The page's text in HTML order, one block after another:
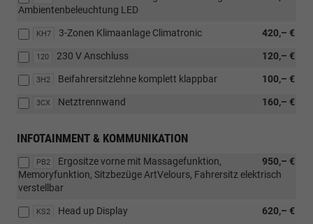
Ambientenbeleuchtung LED
KH7 420,– €
3-Zonen Klimaanlage Climatronic
120 120,– €
230 V Anschluss
3H2 100,– €
Beifahrersitzlehne komplett klappbar
3CX 160,– €
Netztrennwand
INFOTAINMENT & KOMMUNIKATION
PB2 950,– €
Ergositze vorne mit Massagefunktion,
Memoryfunktion, Sitzbezüge ArtVelours, Fahrersitz elektrisch
verstellbar
KS2 620,– €
Head up Display